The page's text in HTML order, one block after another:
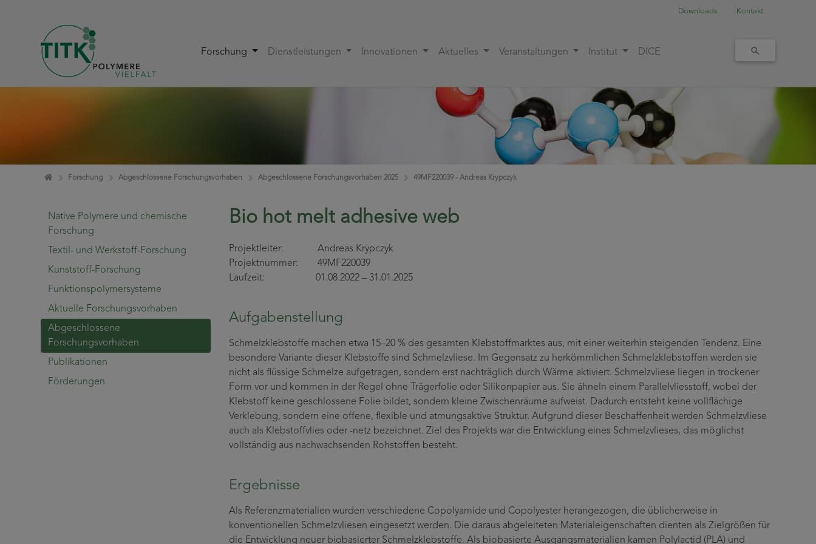
Downloads Kontakt
Forschung Dienstleistungen Innovationen Aktuelles Veranstaltungen Institut DICE
HomeForschung Abgeschlossene Forschungsvorhaben Abgeschlossene Forschungsvorhaben 2025 49MF220039 - Andreas Krypczyk
Bio hot melt adhesive web
Projektleiter: Andreas Krypczyk
Projektnummer: 49MF220039
Laufzeit: 01.08.2022 – 31.01.2025
Aufgabenstellung
Schmelzklebstoffe machen etwa 15–20 % des gesamten Klebstoffmarktes aus, mit einer weiterhin steigenden Tendenz. Eine
besondere Variante dieser Klebstoffe sind Schmelzvliese. Im Gegensatz zu herkömmlichen Schmelzklebstoffen werden sie
nicht als flüssige Schmelze aufgetragen, sondern erst nachträglich durch Wärme aktiviert. Schmelzvliese liegen in trockener
Form vor und kommen in der Regel ohne Trägerfolie oder Silikonpapier aus. Sie ähneln einem Parallelvliesstoff, wobei der
Klebstoff keine geschlossene Folie bildet, sondern kleine Zwischenräume aufweist. Dadurch entsteht keine vollflächige
Verklebung, sondern eine offene, flexible und atmungsaktive Struktur. Aufgrund dieser Beschaffenheit werden Schmelzvliese
auch als Klebstoffvlies oder -netz bezeichnet. Ziel des Projekts war die Entwicklung eines Schmelzvlieses, das möglichst
vollständig aus nachwachsenden Rohstoffen besteht.
Ergebnisse
Als Referenzmaterialien wurden verschiedene Copolyamide und Copolyester herangezogen, die üblicherweise in
konventionellen Schmelzvliesen eingesetzt werden. Die daraus abgeleiteten Materialeigenschaften dienten als Zielgrößen für
die Entwicklung neuer biobasierter Schmelzklebstoffe. Als biobasierte Ausgangsmaterialien kamen Polylactid (PLA) und
Native Polymere und chemische
Forschung
Textil- und Werkstoff-Forschung
Kunststoff-Forschung
Funktionspolymersysteme
Aktuelle Forschungsvorhaben
Abgeschlossene
Forschungsvorhaben
Publikationen
Förderungen